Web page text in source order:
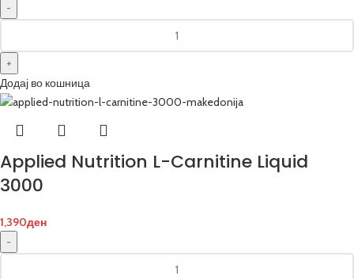
Додај во кошница
Applied Nutrition L-Carnitine Liquid
3000
1,390ден